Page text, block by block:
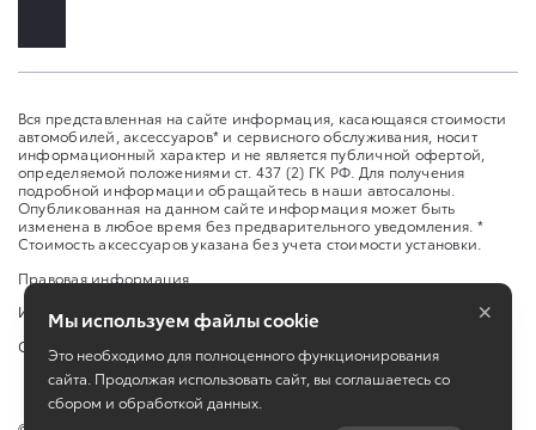
Вся представленная на сайте информация, касающаяся стоимости
автомобилей, аксессуаров* и сервисного обслуживания, носит
информационный характер и не является публичной офертой,
определяемой положениями ст. 437 (2) ГК РФ. Для получения
подробной информации обращайтесь в наши автосалоны.
Опубликованная на данном сайте информация может быть
изменена в любое время без предварительного уведомления. *
Стоимость аксессуаров указана без учета стоимости установки.
Правовая информация
Изменить настройку cookies
Сбросить cookie
Мы используем файлы cookie
Это необходимо для полноценного функционирования
сайта. Продолжая использовать сайт, вы соглашаетесь со
сбором и обработкой данных.
×